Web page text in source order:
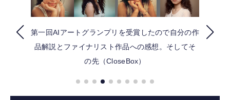
FOLLOW US
第一回AIアートグランプリを受賞したので自分の作
品解説とファイナリスト作品への感想。そしてそ
の先（CloseBox）